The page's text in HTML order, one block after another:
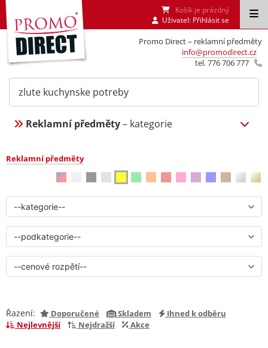
Promo Direct – reklamní předměty
info@promodirect.cz
tel. 776 706 777
Košík je prázdný
Uživatel: Přihlásit se
Reklamní předměty– kategorie
Reklamní předměty
Řazení: Doporučené Skladem
Ihned k odběru
Nejlevnější
Nejdražší Akce